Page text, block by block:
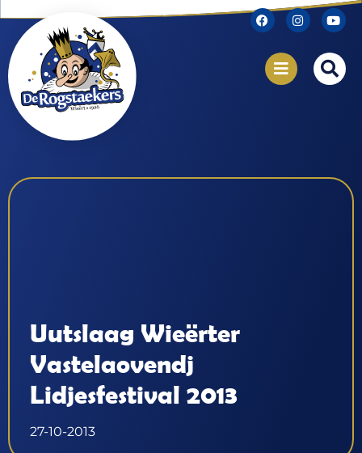
Uutslaag Wieërter
Vastelaovendj
Lidjesfestival 2013
27-10-2013